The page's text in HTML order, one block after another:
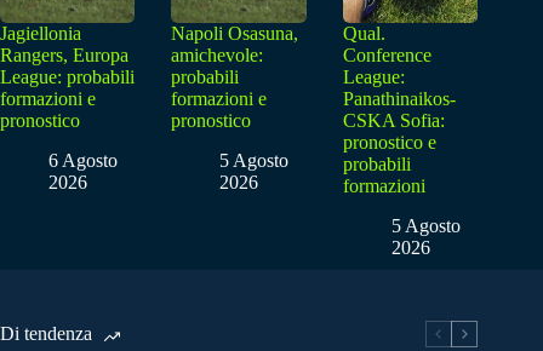
Jagiellonia
Rangers, Europa
League: probabili
formazioni e
pronostico
6 Agosto
2026
Napoli Osasuna,
amichevole:
probabili
formazioni e
pronostico
5 Agosto
2026
Qual.
Conference
League:
Panathinaikos-
CSKA Sofia:
pronostico e
probabili
formazioni
5 Agosto
2026
Di tendenza